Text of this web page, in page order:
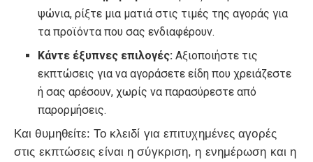
ψώνια, ρίξτε μια ματιά στις τιμές της αγοράς για
τα προϊόντα που σας ενδιαφέρουν.
Κάντε έξυπνες επιλογές: Αξιοποιήστε τις
εκπτώσεις για να αγοράσετε είδη που χρειάζεστε
ή σας αρέσουν, χωρίς να παρασύρεστε από
παρορμήσεις.
Και θυμηθείτε: Το κλειδί για επιτυχημένες αγορές
στις εκπτώσεις είναι η σύγκριση, η ενημέρωση και η